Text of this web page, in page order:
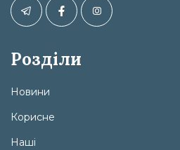
Розділи
Новини
Корисне
Наші